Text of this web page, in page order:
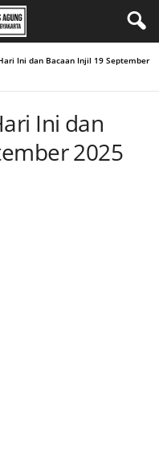
Ini dan Bacaan Injil 19 September
Ini dan
2025